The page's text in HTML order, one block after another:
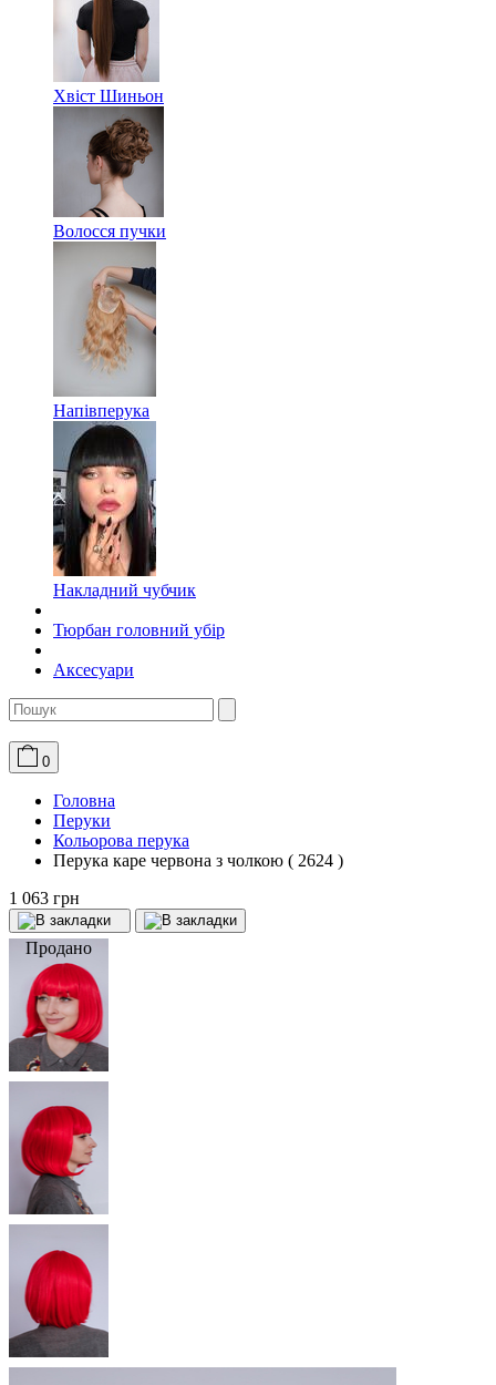
Хвіст Шиньон
Волосся пучки
Напівперука
Накладний чубчик
Тюрбан головний убір
Аксесуари
0
Головна
Перуки
Кольорова перука
Перука каре червона з чолкою ( 2624 )
1 063 грн
Продано